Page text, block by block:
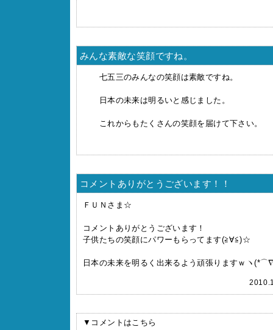
みんな素敵な笑顔ですね。
七五三のみんなの笑顔は素敵ですね。
日本の未来は明るいと感じました。
これからもたくさんの笑顔を届けて下さい。
コメントありがとうございます！！
ＦＵＮさま☆
コメントありがとうございます！
子供たちの笑顔にパワーもらってます(≧∀≦)☆
日本の未来を明るく出来るよう頑張りますｗヽ
▼コメントはこちら